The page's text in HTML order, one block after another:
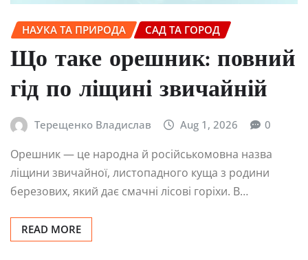
НАУКА ТА ПРИРОДА САД ТА ГОРОД
Що таке орешник: повний
гід по ліщині звичайній
Терещенко Владислав Aug 1, 2026 0
Орешник — це народна й російськомовна назва
ліщини звичайної, листопадного куща з родини
березових, який дає смачні лісові горіхи. В…
READ MORE